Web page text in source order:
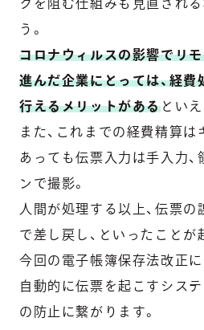
クを阻む仕組みも見直され
う。
コロナウィルスの影響でリ
進んだ企業にとっては、経
行えるメリットがあるといえ
また、これまでの経費精算
あっても伝票入力は手入力、
ンで撮影。
人間が処理する以上、伝票
で差し戻し、といったことが
今回の電子帳簿保存法改正
自動的に伝票を起こすシス
の防止に繋がります。